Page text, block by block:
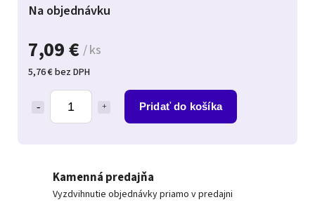
7,09 € / ks
5,76 € bez DPH
Pridať do košíka
Na objednávku
Kamenná predajňa
Vyzdvihnutie objednávky priamo v predajni